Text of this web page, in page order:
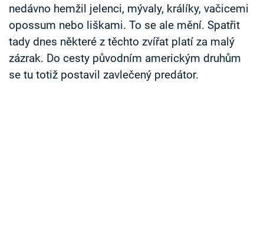
nedávno hemžil jelenci, mývaly, králíky, vačicemi
opossum nebo liškami. To se ale mění. Spatřit
tady dnes některé z těchto zvířat platí za malý
zázrak. Do cesty původním americkým druhům
se tu totiž postavil zavlečený predátor.